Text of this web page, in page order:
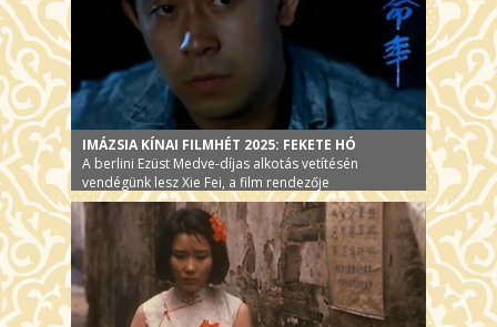
IMÁZSIA KÍNAI FILMHÉT 2025: FEKETE HÓ
A berlini Ezüst Medve-díjas alkotás vetítésén
vendégünk lesz Xie Fei, a film rendezője